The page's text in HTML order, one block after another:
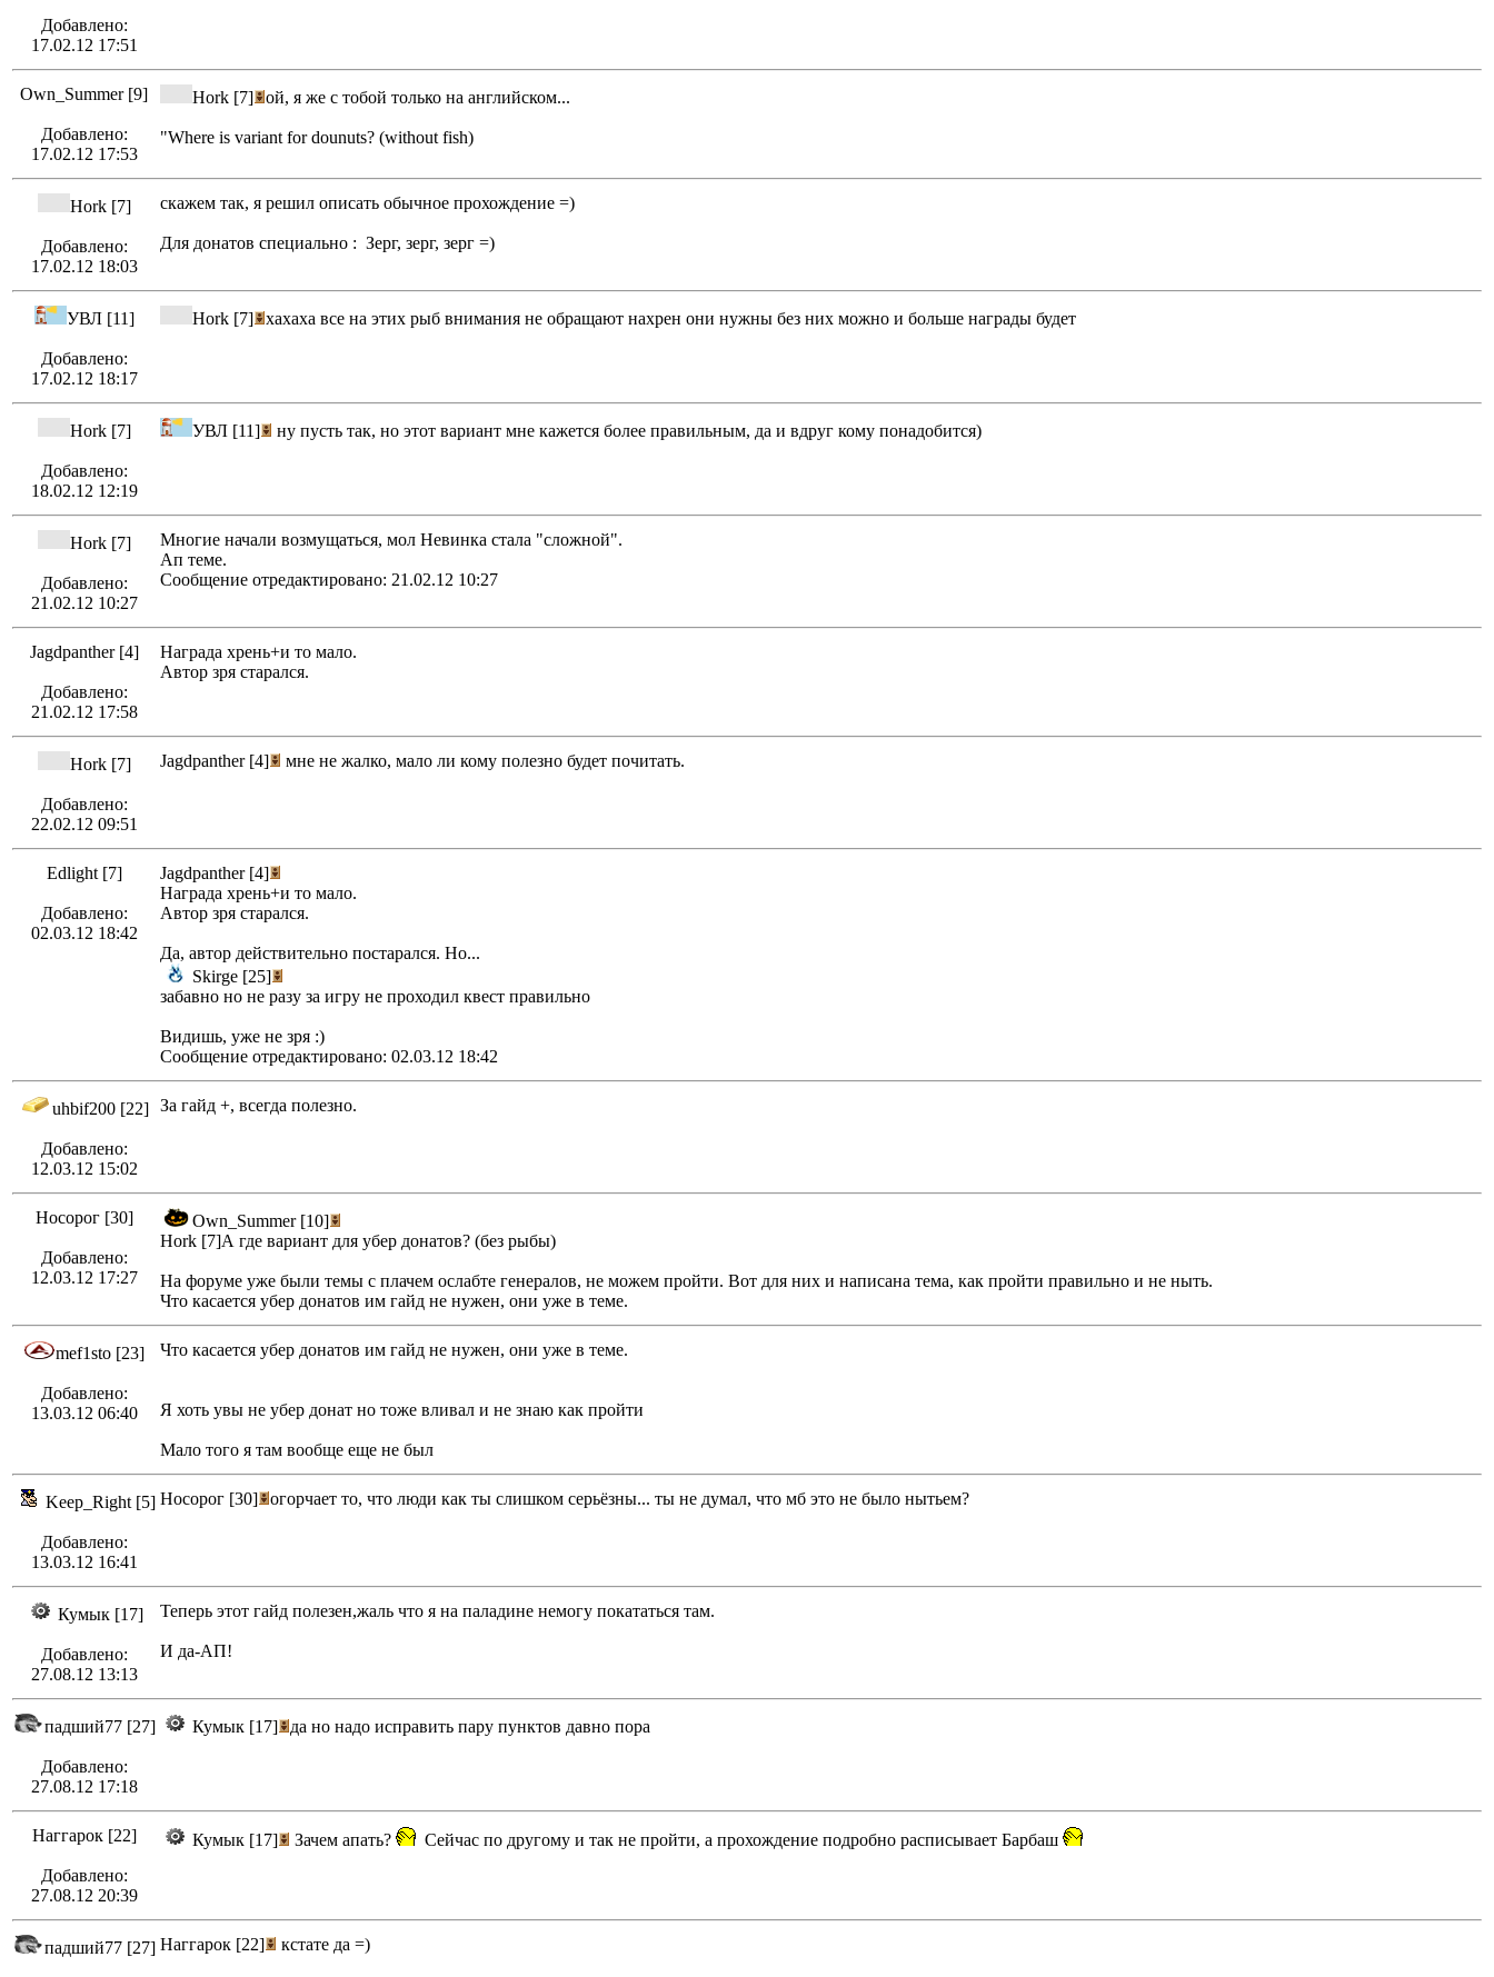
Добавлено:
17.02.12 17:51
Own_Summer [9]
Добавлено:
17.02.12 17:53
Hork [7] ой, я же с тобой только на английском...
"Where is variant for dounuts? (without fish)
Hork [7]
Добавлено:
17.02.12 18:03
скажем так, я решил описать обычное прохождение =)
Для донатов специально : Зерг, зерг, зерг =)
УВЛ [11]
Добавлено:
17.02.12 18:17
Hork [7] хахаха все на этих рыб внимания не обращают нахрен они нужны без них можно и больше награды будет
Hork [7]
Добавлено:
18.02.12 12:19
УВЛ [11] ну пусть так, но этот вариант мне кажется более правильным, да и вдруг кому понадобится)
Hork [7]
Добавлено:
21.02.12 10:27
Многие начали возмущаться, мол Невинка стала "сложной".
Ап теме.
Сообщение отредактировано: 21.02.12 10:27
Jagdpanther [4]
Добавлено:
21.02.12 17:58
Награда хрень+и то мало.
Автор зря старался.
Hork [7]
Добавлено:
22.02.12 09:51
Jagdpanther [4] мне не жалко, мало ли кому полезно будет почитать.
Edlight [7]
Добавлено:
02.03.12 18:42
Jagdpanther [4]
Награда хрень+и то мало.
Автор зря старался.
Да, автор действительно постарался. Но...
Skirge [25]
забавно но не разу за игру не проходил квест правильно
Видишь, уже не зря :)
Сообщение отредактировано: 02.03.12 18:42
uhbif200 [22]
Добавлено:
12.03.12 15:02
За гайд +, всегда полезно.
Носорог [30]
Добавлено:
12.03.12 17:27
Own_Summer [10]
Hork [7]А где вариант для убер донатов? (без рыбы)
На форуме уже были темы с плачем ослабте генералов, не можем пройти. Вот для них и написана тема, как пройти правильно и не ныть.
Что касается убер донатов им гайд не нужен, они уже в теме.
mef1sto [23]
Добавлено:
13.03.12 06:40
Что касается убер донатов им гайд не нужен, они уже в теме.
Я хоть увы не убер донат но тоже вливал и не знаю как пройти
Мало того я там вообще еще не был
Keep_Right [5]
Добавлено:
13.03.12 16:41
Носорог [30] огорчает то, что люди как ты слишком серьёзны... ты не думал, что мб это не было нытьем?
Кумык [17]
Добавлено:
27.08.12 13:13
Теперь этот гайд полезен,жаль что я на паладине немогу покататься там.
И да-АП!
падший77 [27]
Добавлено:
27.08.12 17:18
Кумык [17] да но надо исправить пару пунктов давно пора
Наггарок [22]
Добавлено:
27.08.12 20:39
Кумык [17] Зачем апать? Сейчас по другому и так не пройти, а прохождение подробно расписывает Барбаш
падший77 [27] Наггарок [22] кстате да =)